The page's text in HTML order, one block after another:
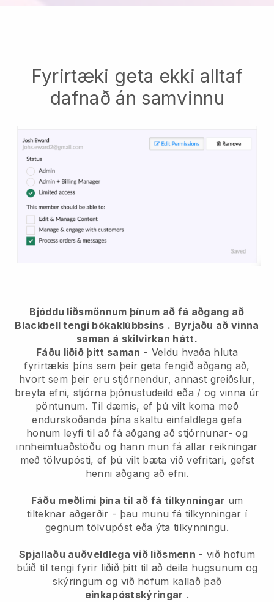
Fyrirtæki geta ekki alltaf
dafnað án samvinnu
Bjóddu liðsmönnum þínum að fá aðgang að
Blackbell tengi bókaklúbbsins . Byrjaðu að vinna
saman á skilvirkan hátt.
Fáðu liðið þitt saman - Veldu hvaða hluta
fyrirtækis þíns sem þeir geta fengið aðgang að,
hvort sem þeir eru stjórnendur, annast greiðslur,
breyta efni, stjórna þjónustudeild eða / og vinna úr
pöntunum. Til dæmis, ef þú vilt koma með
endurskoðanda þína skaltu einfaldlega gefa
honum leyfi til að fá aðgang að stjórnunar- og
innheimtuaðstöðu og hann mun fá allar reikningar
með tölvupósti, ef þú vilt bæta við vefritari, gefst
henni aðgang að efni.
Fáðu meðlimi þína til að fá tilkynningar um
tilteknar aðgerðir - þau munu fá tilkynningar í
gegnum tölvupóst eða ýta tilkynningu.
Spjallaðu auðveldlega við liðsmenn - við höfum
búið til tengi fyrir liðið þitt til að deila hugsunum og
skýringum og við höfum kallað það
einkapóstskýringar .